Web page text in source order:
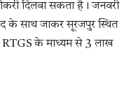
दिलवा सकता है। जनवरी
के साथ जाकर सूरजपुर स्थित
के माध्यम से 3 लाख